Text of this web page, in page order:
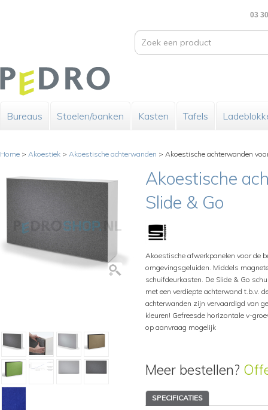
03
Bureaus Stoelen/banken Kasten Tafels
Home > Akoestiek > Akoestische achterwanden > Akoestische achterwanden
Akoestische
Slide & Go
Akoestische afwerkpanelen voor de
omgevingsgeluiden. Middels
schuifdeurkasten. De Slide & Go
met een verdiepte achterwand t.b.v.
achterwanden zijn vervaardigd van
kleuren! Gefreesde horizontale v-
op aanvraag mogelijk
Meer bestellen?
SPECIFICATIES